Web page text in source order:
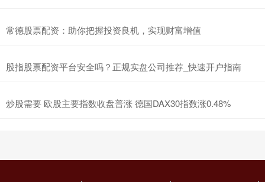
常德股票配资：助你把握投资良机，实现财富增值
股指股票配资平台安全吗？正规实盘公司推荐_快速开户指南
炒股需要 欧股主要指数收盘普涨 德国DAX30指数涨0.48%